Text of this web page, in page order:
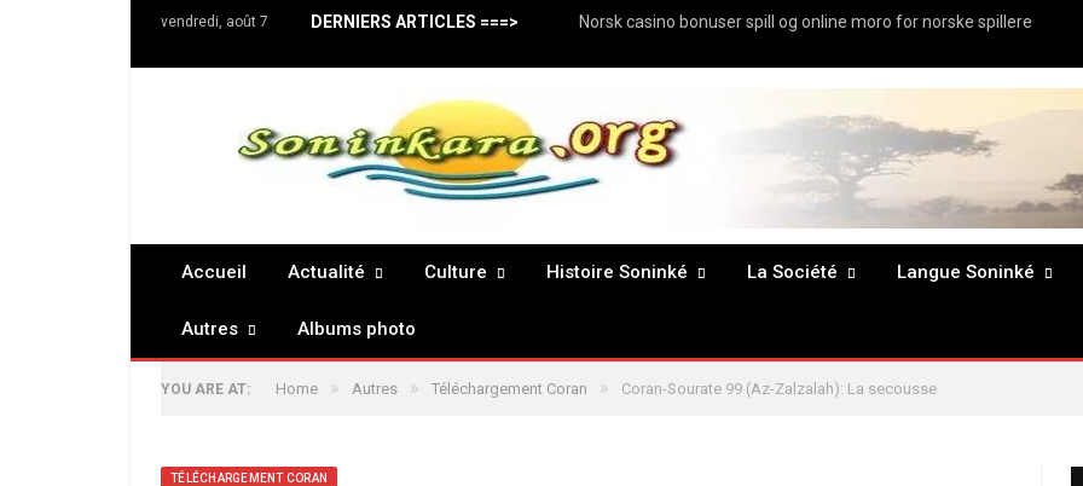
vendredi, août 7 DERNIERS ARTICLES ===> Norsk casino bonuser spill og online moro for norske spillere
Accueil Actualité Culture Histoire Soninké La Société Langue Soninké
Autres Albums photo
YOU ARE AT: Home » Autres » Téléchargement Coran » Coran-Sourate 99 (Az-Zalzalah): La secousse
TÉLÉCHARGEMENT CORAN